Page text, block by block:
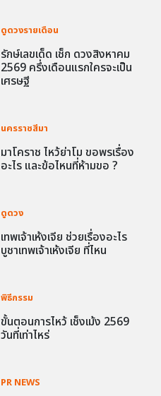
ดูดวงรายเดือน
รักษ์เลขเด็ด เช็ก ดวงสิงหาคม
2569 ครึ่งเดือนแรกใครจะเป็น
เศรษฐี
นครราชสีมา
มาโคราช ไหว้ย่าโม ขอพรเรื่อง
อะไร และข้อไหนที่ห้ามขอ ?
ดูดวง
เทพเจ้าเห้งเจีย ช่วยเรื่องอะไร
บูชาเทพเจ้าเห้งเจีย ที่ไหน
พิธีกรรม
ขั้นตอนการไหว้ เช็งเม้ง 2569
วันที่เท่าไหร่
PR NEWS